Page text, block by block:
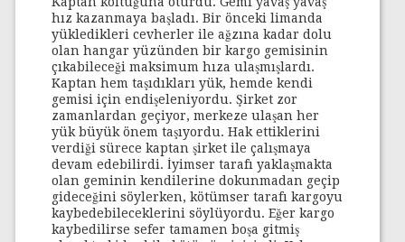
hız kazanmaya başladı. Bir önceki limanda
yükledikleri cevherler ile ağzına kadar dolu
olan hangar yüzünden bir kargo gemisinin
çıkabileceği maksimum hıza ulaşmışlardı.
Kaptan hem taşıdıkları yük, hemde kendi
gemisi için endişeleniyordu. Şirket zor
zamanlardan geçiyor, merkeze ulaşan her
yük büyük önem taşıyordu. Hak ettiklerini
verdiği sürece kaptan şirket ile çalışmaya
devam edebilirdi. İyimser tarafı yaklaşmakta
olan geminin kendilerine dokunmadan geçip
gideceğini söylerken, kötümser tarafı kargoyu
kaybedebileceklerini söylüyordu. Eğer kargo
kaybedilirse sefer tamamen boşa gitmiş